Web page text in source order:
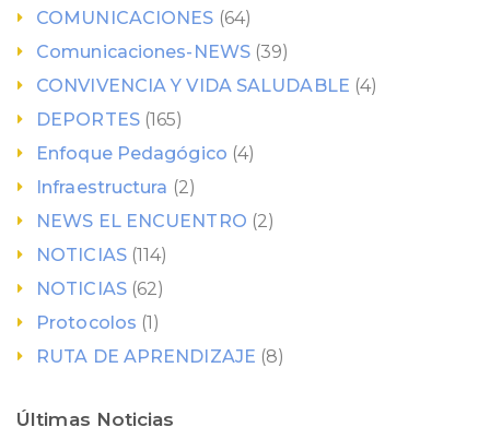
COMUNICACIONES (64)
Comunicaciones-NEWS(39)
CONVIVENCIA Y VIDA SALUDABLE (4)
DEPORTES(165)
Enfoque Pedagógico (4)
Infraestructura (2)
NEWS EL ENCUENTRO (2)
NOTICIAS(114)
NOTICIAS(62)
Protocolos (1)
RUTA DE APRENDIZAJE (8)
Últimas Noticias